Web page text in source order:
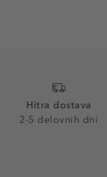
Hitra dostava
2-5 delovnih dni